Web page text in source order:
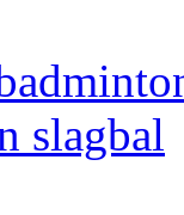
slagbal